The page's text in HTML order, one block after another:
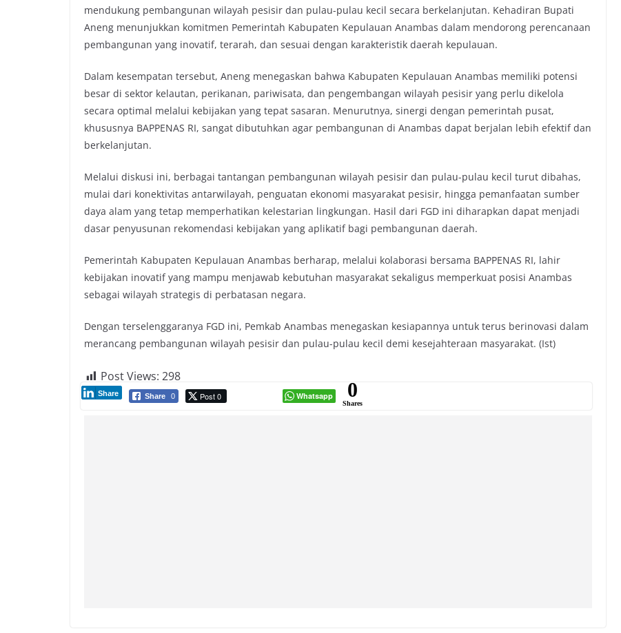
mendukung pembangunan wilayah pesisir dan pulau-pulau kecil secara berkelanjutan. Kehadiran Bupati
Aneng menunjukkan komitmen Pemerintah Kabupaten Kepulauan Anambas dalam mendorong perencanaan
pembangunan yang inovatif, terarah, dan sesuai dengan karakteristik daerah kepulauan.
Dalam kesempatan tersebut, Aneng menegaskan bahwa Kabupaten Kepulauan Anambas memiliki potensi
besar di sektor kelautan, perikanan, pariwisata, dan pengembangan wilayah pesisir yang perlu dikelola
secara optimal melalui kebijakan yang tepat sasaran. Menurutnya, sinergi dengan pemerintah pusat,
khususnya BAPPENAS RI, sangat dibutuhkan agar pembangunan di Anambas dapat berjalan lebih efektif dan
berkelanjutan.
Melalui diskusi ini, berbagai tantangan pembangunan wilayah pesisir dan pulau-pulau kecil turut dibahas,
mulai dari konektivitas antarwilayah, penguatan ekonomi masyarakat pesisir, hingga pemanfaatan sumber
daya alam yang tetap memperhatikan kelestarian lingkungan. Hasil dari FGD ini diharapkan dapat menjadi
dasar penyusunan rekomendasi kebijakan yang aplikatif bagi pembangunan daerah.
Pemerintah Kabupaten Kepulauan Anambas berharap, melalui kolaborasi bersama BAPPENAS RI, lahir
kebijakan inovatif yang mampu menjawab kebutuhan masyarakat sekaligus memperkuat posisi Anambas
sebagai wilayah strategis di perbatasan negara.
Dengan terselenggaranya FGD ini, Pemkab Anambas menegaskan kesiapannya untuk terus berinovasi dalam
merancang pembangunan wilayah pesisir dan pulau-pulau kecil demi kesejahteraan masyarakat. (Ist)
Post Views: 298
Share 0 Post 0
Share Whatsapp 0
Shares